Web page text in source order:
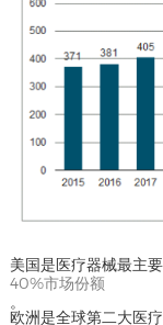
美国是医疗器械最主
40%市场份额
。
欧洲是全球第二大医